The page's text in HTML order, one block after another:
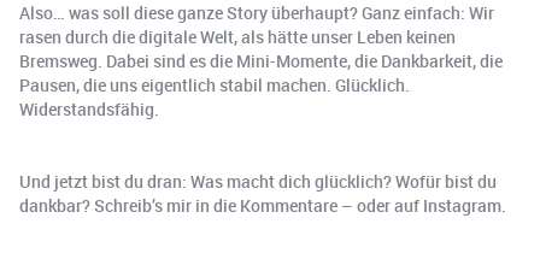
Also… was soll diese ganze Story überhaupt? Ganz einfach: Wir
rasen durch die digitale Welt, als hätte unser Leben keinen
Bremsweg. Dabei sind es die Mini-Momente, die Dankbarkeit, die
Pausen, die uns eigentlich stabil machen. Glücklich.
Widerstandsfähig.
Und jetzt bist du dran: Was macht dich glücklich? Wofür bist du
dankbar? Schreib’s mir in die Kommentare – oder auf Instagram.